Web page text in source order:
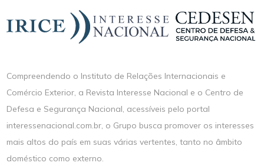
Compreendendo o Instituto de Relações Internacionais e
Comércio Exterior, a Revista Interesse Nacional e o Centro de
Defesa e Segurança Nacional, acessíveis pelo portal
interessenacional.com.br, o Grupo busca promover os interesses
mais altos do país em suas várias vertentes, tanto no âmbito
doméstico como externo.